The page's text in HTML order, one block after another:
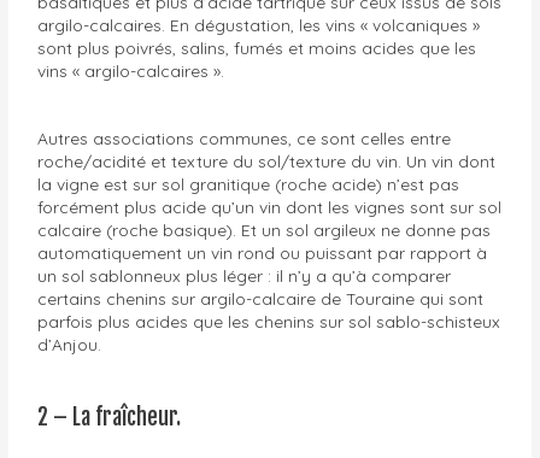
argilo-calcaires. En dégustation, les vins « volcaniques »
sont plus poivrés, salins, fumés et moins acides que les
vins « argilo-calcaires ».
Autres associations communes, ce sont celles entre
roche/acidité et texture du sol/texture du vin. Un vin dont
la vigne est sur sol granitique (roche acide) n’est pas
forcément plus acide qu’un vin dont les vignes sont sur sol
calcaire (roche basique). Et un sol argileux ne donne pas
automatiquement un vin rond ou puissant par rapport à
un sol sablonneux plus léger : il n’y a qu’à comparer
certains chenins sur argilo-calcaire de Touraine qui sont
parfois plus acides que les chenins sur sol sablo-schisteux
d’Anjou.
2 – La fraîcheur.